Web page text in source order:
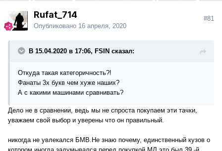
Rufat_714
Опубликовано 16 апреля, 2020
#81
В 15.04.2020 в 17:06, FSIN сказал:
Откуда такая категоричность?!
Фанаты 3х букв чем хуже наших?
А с какими машинами сравнивать?
Дело не в сравнении, ведь мы не спроста покупаем эти тачки,
уважаем свой выбор и уверены что он правильный.
никогда не увлекался БМВ.Не знаю почему, единственный кузов о